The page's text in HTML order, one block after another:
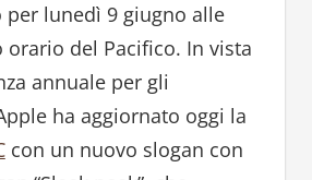
lunedì 9 giugno alle
orario del Pacifico. In vista
annuale per gli
ha aggiornato oggi la
con un nuovo slogan con